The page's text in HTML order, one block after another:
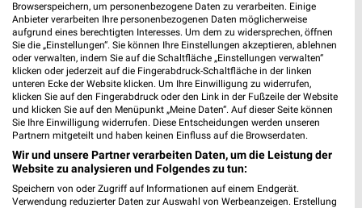
Sconto Möbel Rostock Bentwisch bei Rostock
Hansestr. 29
18182 Bentwisch bei Rostock
Heute 10:00 - 19:00 Uhr | Geschlossen
194,90 km • Angebote: 3 Prospekte
JYSK Güstrow
Ebereschenweg 2
18273 Güstrow
Browserspeichern, um personenbezogene Daten zu verarbeiten. Einige
Anbieter verarbeiten Ihre personenbezogenen Daten möglicherweise
aufgrund eines berechtigten Interesses. Um dem zu widersprechen, öffnen
Sie die „Einstellungen“. Sie können Ihre Einstellungen akzeptieren, ablehnen
oder verwalten, indem Sie auf die Schaltfläche „Einstellungen verwalten“
klicken oder jederzeit auf die Fingerabdruck-Schaltfläche in der linken
unteren Ecke der Website klicken. Um Ihre Einwilligung zu widerrufen,
klicken Sie auf den Fingerabdruck oder den Link in der Fußzeile der Website
und klicken Sie auf den Menüpunkt „Meine Daten“. Auf dieser Seite können
Sie Ihre Einwilligung widerrufen. Diese Entscheidungen werden unseren
Partnern mitgeteilt und haben keinen Einfluss auf die Browserdaten.
Wir und unsere Partner verarbeiten Daten, um die Leistung der
Website zu analysieren und Folgendes zu tun:
Speichern von oder Zugriff auf Informationen auf einem Endgerät.
Verwendung reduzierter Daten zur Auswahl von Werbeanzeigen. Erstellung